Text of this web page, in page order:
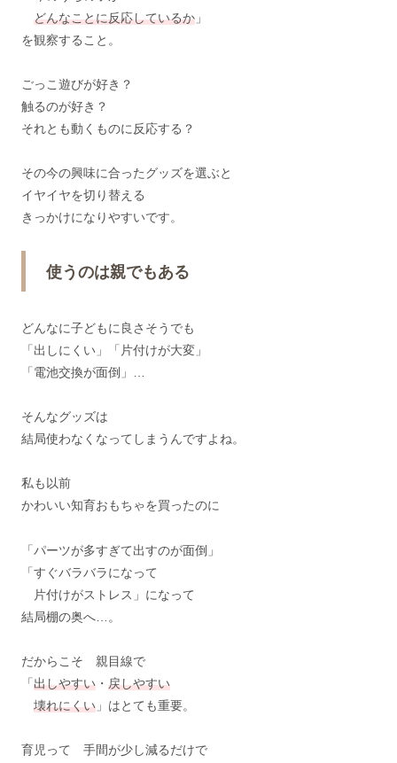
どんなことに反応しているか 」
を観察すること。
ごっこ遊びが好き？
触るのが好き？
それとも動くものに反応する？
その今の興味に合ったグッズを選ぶと
イヤイヤを切り替える
きっかけになりやすいです。
使うのは親でもある
どんなに子どもに良さそうでも
「出しにくい」「片付けが大変」
「電池交換が面倒」…
そんなグッズは
結局使わなくなってしまうんですよね。
私も以前
かわいい知育おもちゃを買ったのに
「パーツが多すぎて出すのが面倒」
「すぐバラバラになって
片付けがストレス」になって
結局棚の奥へ…。
だからこそ 親目線で
「 出しやすい ・ 戻しやすい
壊れにくい 」はとても重要。
育児って 手間が少し減るだけで